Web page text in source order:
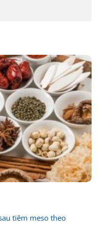
tiêm meso theo